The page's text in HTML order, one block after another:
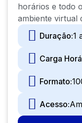
horários e todo
ambiente virtual
Duração:1
Carga
Formato:
Acesso: